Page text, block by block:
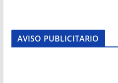
AVISO PUBLICITARIO